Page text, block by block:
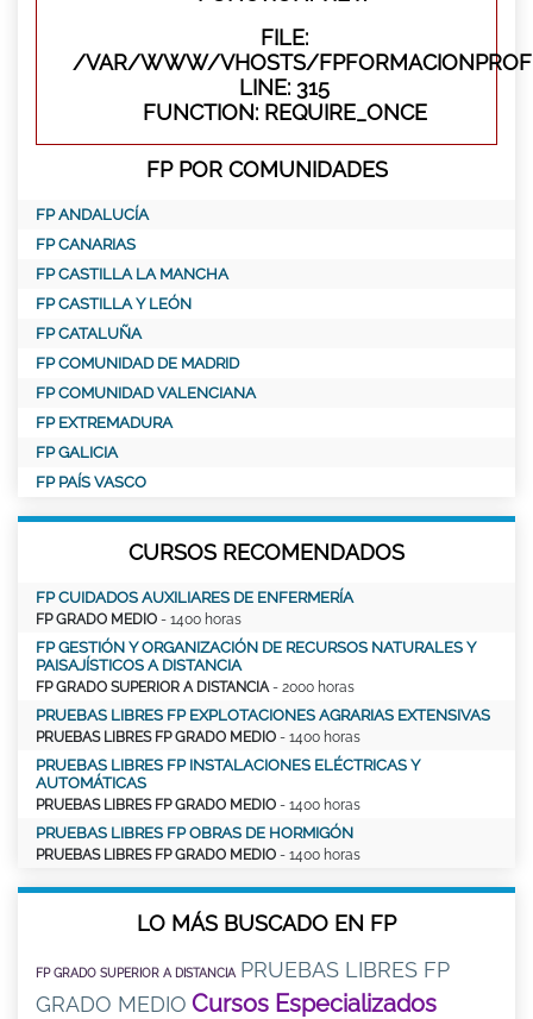
FILE:
/VAR/WWW/VHOSTS/
LINE: 315
FUNCTION: REQUIRE_ONCE
FP POR COMUNIDADES
FP ANDALUCÍA
FP CANARIAS
FP CASTILLA LA MANCHA
FP CASTILLA Y LEÓN
FP CATALUÑA
FP COMUNIDAD DE MADRID
FP COMUNIDAD VALENCIANA
FP EXTREMADURA
FP GALICIA
FP PAÍS VASCO
CURSOS RECOMENDADOS
FP CUIDADOS AUXILIARES DE ENFERMERÍA
FP GRADO MEDIO - 1400 horas
FP GESTIÓN Y ORGANIZACIÓN DE RECURSOS NATURALES Y
PAISAJÍSTICOS A DISTANCIA
FP GRADO SUPERIOR A DISTANCIA - 2000 horas
PRUEBAS LIBRES FP EXPLOTACIONES AGRARIAS EXTENSIVAS
PRUEBAS LIBRES FP GRADO MEDIO - 1400 horas
PRUEBAS LIBRES FP INSTALACIONES ELÉCTRICAS Y
AUTOMÁTICAS
PRUEBAS LIBRES FP GRADO MEDIO - 1400 horas
PRUEBAS LIBRES FP OBRAS DE HORMIGÓN
PRUEBAS LIBRES FP GRADO MEDIO - 1400 horas
LO MÁS BUSCADO EN FP
FP GRADO SUPERIOR A DISTANCIA PRUEBAS LIBRES FP
GRADO MEDIO Cursos Especializados